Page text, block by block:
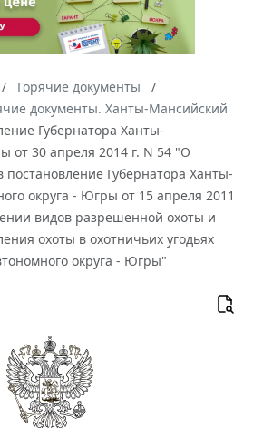
Горячие документы
документы. Ханты-Мансийский
Губернатора Ханты-
от 30 апреля 2014 г. N 54 "О
Губернатора Ханты-
округа - Югры от 15 апреля 2011
видов разрешенной охоты и
охоты в охотничьих угодьях
округа - Югры"